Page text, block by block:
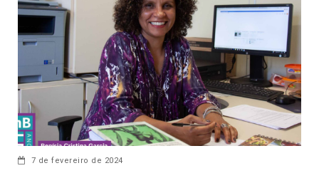
7 de fevereiro de 2024